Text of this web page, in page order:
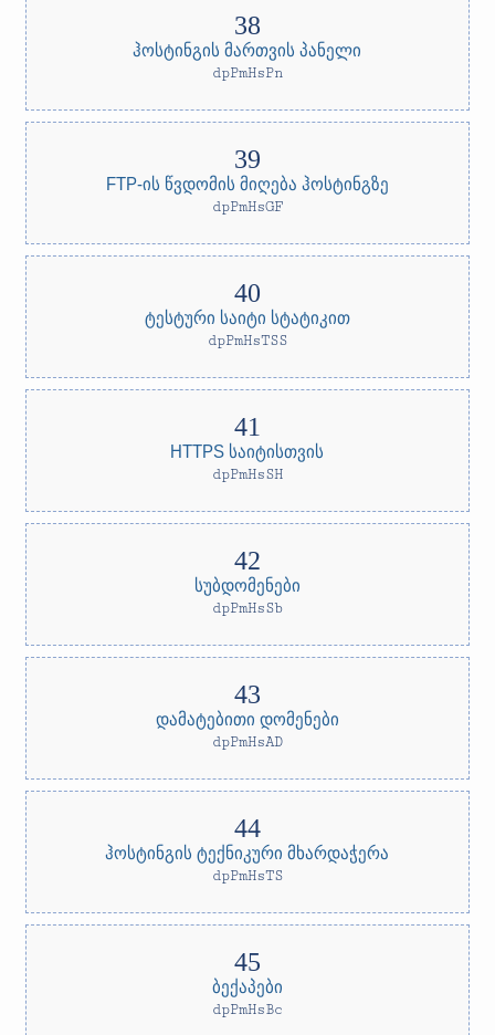
ჰოსტინგის მართვის პანელი
dpPmHsPn
FTP-ის წვდომის მიღება ჰოსტინგზე
dpPmHsGF
ტესტური საიტი სტატიკით
dpPmHsTSS
HTTPS საიტისთვის
dpPmHsSH
სუბდომენები
dpPmHsSb
დამატებითი დომენები
dpPmHsAD
ჰოსტინგის ტექნიკური მხარდაჭერა
dpPmHsTS
ბექაპები
dpPmHsBc